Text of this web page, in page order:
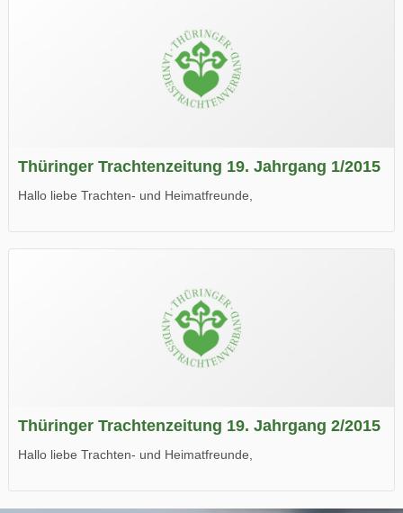
Thüringer Trachtenzeitung 19. Jahrgang 1/2015
Hallo liebe Trachten- und Heimatfreunde,
Wir wünschen Euch viel Spaß beim Lesen.
Thüringer Trachtenzeitung 19. Jahrgang 2/2015
Hallo liebe Trachten- und Heimatfreunde,
Wir wünschen Euch viel Spaß beim Lesen.